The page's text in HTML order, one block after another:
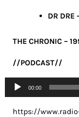
DR
THE CHRONIC –
//PODCAST//
Lecteur
audio
00:00
https://